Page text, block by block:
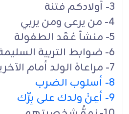
3- أولادكم فتنة
4- من يرعى ومن يربي
5- منشأ عُقَد الطفولة
6- ضوابط التربية السليمة
7- مراعاة الولد أمام الآخرين
8- أسلوب الضرب
9- أعِنْ ولدك على بِرِّك